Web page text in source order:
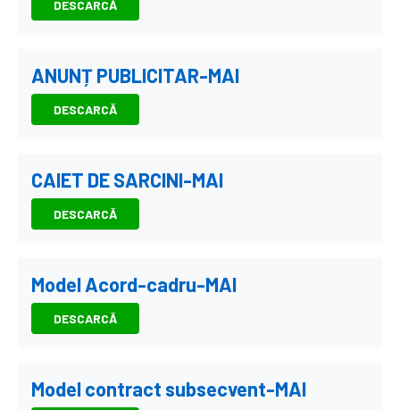
DESCARCĂ
ANUNȚ PUBLICITAR-MAI
DESCARCĂ
CAIET DE SARCINI-MAI
DESCARCĂ
Model Acord-cadru-MAI
DESCARCĂ
Model contract subsecvent-MAI